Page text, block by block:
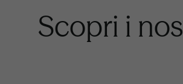
Scopri i